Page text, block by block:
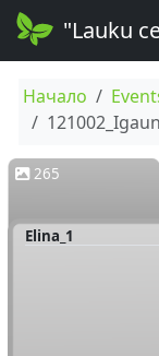
"Lauku
Начало
265
Elina_1